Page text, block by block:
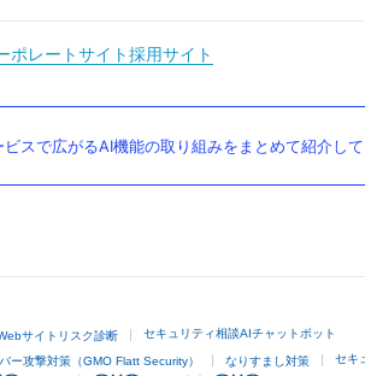
ポレートサイト採用サイト
スで広がるAI機能の取り組みをまとめて紹介し
サイトリスク診断 セキュリティ相談AIチャットボット
ー攻撃対策（GMO Flatt Security） なりすまし対策 セキ